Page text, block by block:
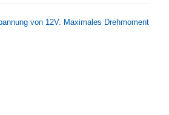
von 12V. Maximales Drehmoment